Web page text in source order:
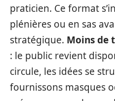
praticien. Ce format
plénières ou en sas
stratégique. Moins de
: le public revient
circule, les idées se
fournissons masques